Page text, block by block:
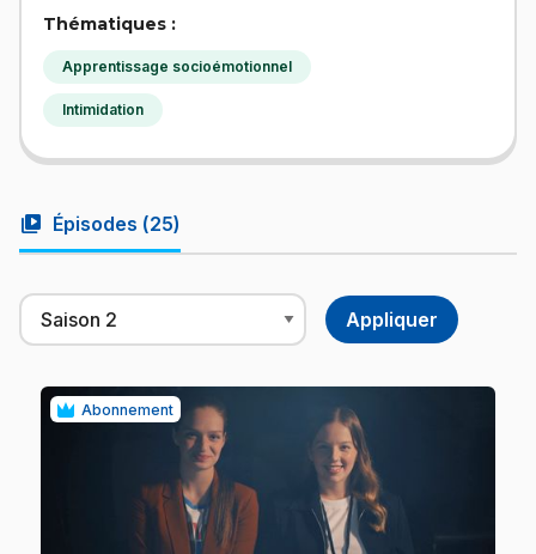
Thématiques :
Apprentissage socioémotionnel
Intimidation
video_library Épisodes (25)
Abonnement